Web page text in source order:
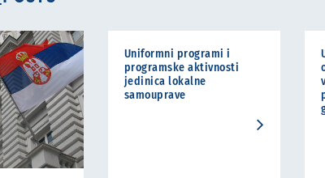
Uniformni programi i
programske aktivnosti
jedinica lokalne
samouprave